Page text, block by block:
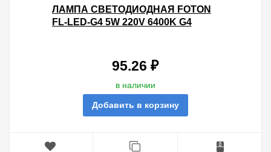
ЛАМПА СВЕТОДИОДНАЯ FOTON
FL-LED-G4 5W 220V 6400K G4
95.26 ₽
в наличии
Добавить в корзину